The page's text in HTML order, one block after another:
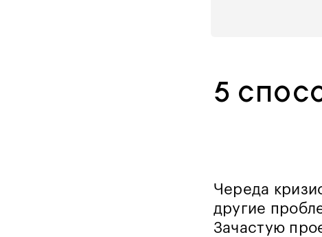
5
Череда
другие
Зачастую